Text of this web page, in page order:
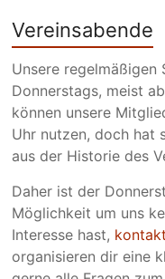
Vereinsabende
Unsere regelmäßigen
Donnerstags, meist
können unsere
Uhr nutzen, doch hat
aus der Historie des
Daher ist der
Möglichkeit um uns
Interesse hast,
organisieren dir eine